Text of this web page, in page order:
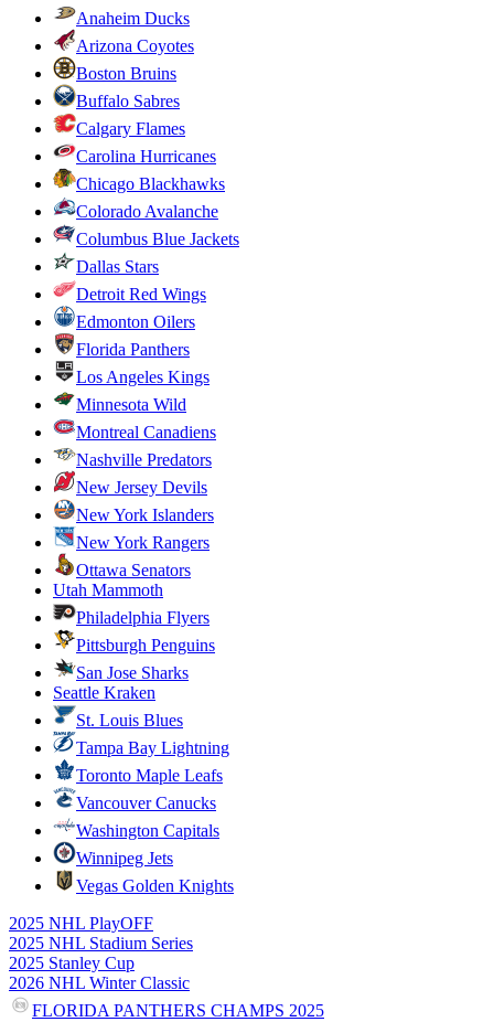
Anaheim Ducks
Arizona Coyotes
Boston Bruins
Buffalo Sabres
Calgary Flames
Carolina Hurricanes
Chicago Blackhawks
Colorado Avalanche
Columbus Blue Jackets
Dallas Stars
Detroit Red Wings
Edmonton Oilers
Florida Panthers
Los Angeles Kings
Minnesota Wild
Montreal Canadiens
Nashville Predators
New Jersey Devils
New York Islanders
New York Rangers
Ottawa Senators
Utah Mammoth
Philadelphia Flyers
Pittsburgh Penguins
San Jose Sharks
Seattle Kraken
St. Louis Blues
Tampa Bay Lightning
Toronto Maple Leafs
Vancouver Canucks
Washington Capitals
Winnipeg Jets
Vegas Golden Knights
2025 NHL PlayOFF
2025 NHL Stadium Series
2025 Stanley Cup
2026 NHL Winter Classic
FLORIDA PANTHERS CHAMPS 2025